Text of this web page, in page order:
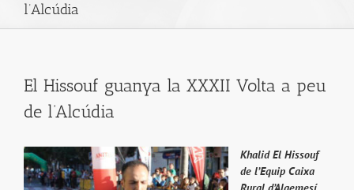
l’Alcúdia
El Hissouf guanya la XXXII Volta a peu
de l’Alcúdia
Khalid El Hissouf
de l’Equip Caixa